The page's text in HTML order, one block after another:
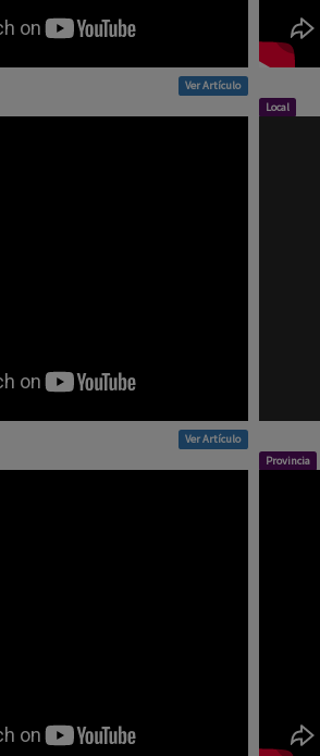
Ver Artículo
Ver Artículo
Local
Provincia